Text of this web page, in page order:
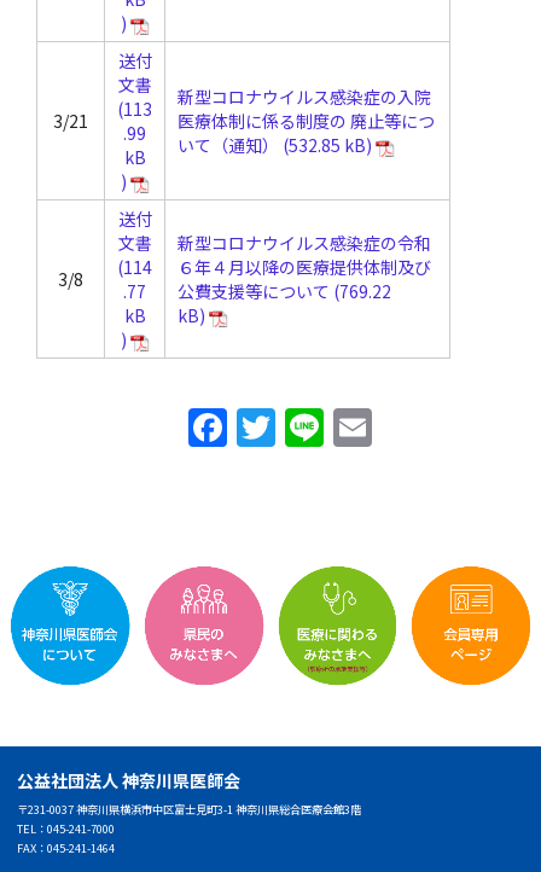
3/21
送付
文書
新型コロナウイルス感染症の入院
医療体制に係る制度の 廃止等につ
いて（通知）
3/8
送付
文書
新型コロナウイルス感染症の令和
６年４月以降の医療提供体制及び
公費支援等について
F
b
o
o
T Li
公益社団法人 神奈川県医師会
〒231-0037 神奈川県横浜市中区富士見町3-1 神奈川県総合医療会館3階
TEL：045-241-7000
FAX：045-241-1464